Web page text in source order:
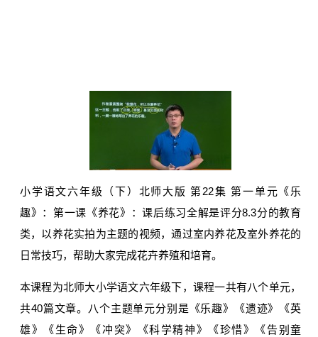
小学语文六年级（下）北师大版 第22集 第一单元《乐
趣》：第一课《养花》：课后练习全解是评分8.3分的教育
类，以养花实拍为主题的视频，通过室内养花及室外养花的
日常技巧，帮助大家完成花卉养殖和培育。
本课程为北师大小学语文六年级下，课程一共有八个单元，
共40篇文章。八个主题单元分别是《乐趣》《遗迹》《英
雄》《生命》《冲突》《科学精神》《珍惜》《告别童